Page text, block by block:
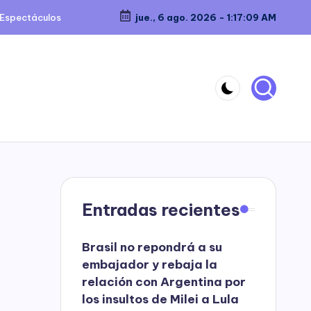
Espectáculos jue., 6 ago. 2026 - 1:17:09 AM
Entradas recientes
Brasil no repondrá a su
embajador y rebaja la
relación con Argentina por
los insultos de Milei a Lula